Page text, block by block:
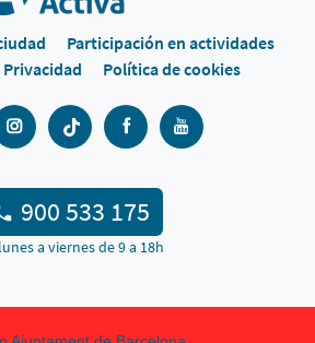
Participación en actividades
Privacidad Política de cookies
900 533 175
a viernes de 9 a 18h